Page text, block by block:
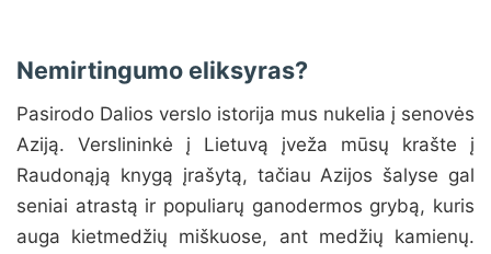
Nemirtingumo eliksyras?
Pasirodo Dalios verslo istorija mus nukelia į senovės
Aziją. Verslininkė į Lietuvą įveža mūsų krašte į
Raudonąją knygą įrašytą, tačiau Azijos šalyse gal
seniai atrastą ir populiarų ganodermos grybą, kuris
auga kietmedžių miškuose, ant medžių kamienų.